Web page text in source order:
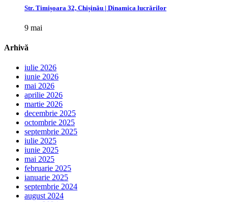
Str. Timișoara 32, Chișinău | Dinamica lucrărilor
9 mai
Arhivă
iulie 2026
iunie 2026
mai 2026
aprilie 2026
martie 2026
decembrie 2025
octombrie 2025
septembrie 2025
iulie 2025
iunie 2025
mai 2025
februarie 2025
ianuarie 2025
septembrie 2024
august 2024